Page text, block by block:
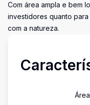
Com área ampla e bem
investidores quanto
com a natureza.